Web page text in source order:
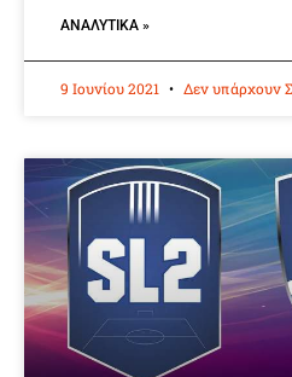
ΑΝΑΛΥΤΙΚΆ »
9 Ιουνίου 2021 Δεν υπάρχουν